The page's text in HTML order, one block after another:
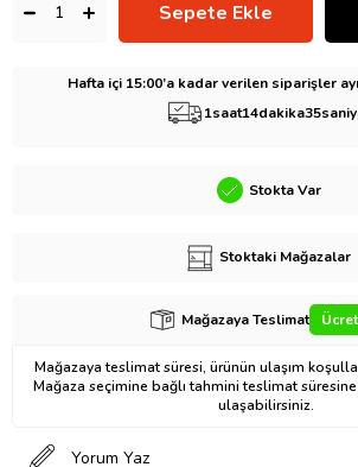
Hafta içi 15:00’a kadar verilen siparişler
1saat14dakika34
Stokta Var
Stoktaki Mağazalar
Mağazaya Teslimat
Mağazaya teslimat süresi, ürünün ulaşım
Mağaza seçimine bağlı tahmini teslimat
ulaşabilirsiniz.
Yorum Yaz